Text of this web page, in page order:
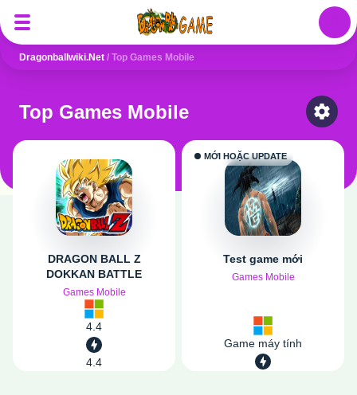
Dragonballwiki.net / Top Games Mobile
Top Games Mobile
Select
DRAGON BALL Z
DOKKAN BATTLE
Games Mobile
4.4
4.4
MỚI HOẶC UPDATE
Test game mới
Games Mobile
Game máy tính